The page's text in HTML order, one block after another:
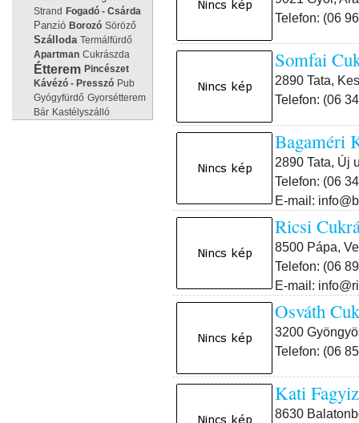
Strand Fogadó - Csárda
Panzió Borozó Söröző
Szálloda Termálfürdő
Apartman Cukrászda
Étterem Pincészet
Kávézó - Presszó Pub
Gyógyfürdő Gyorsétterem
Bár Kastélyszálló
Telefon: (06
Somfai
2890 Tata,
Telefon: (06
2890 Tata, Új
Telefon: (06
E-mail:
Ricsi
8500 Pápa,
Telefon: (06
E-mail:
Osváth
3200
Telefon: (06
Kati
8630